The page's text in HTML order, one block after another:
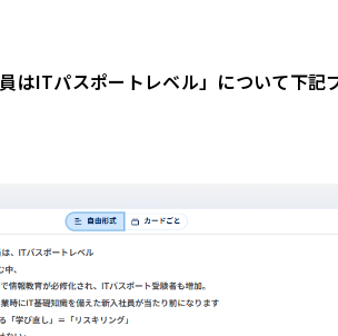
はITパスポートレベル」について下記